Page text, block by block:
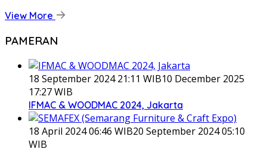
View More
PAMERAN
18 September 2024 21:11 WIB10 December 2025
17:27 WIB
IFMAC & WOODMAC 2024, Jakarta
18 April 2024 06:46 WIB20 September 2024 05:10
WIB